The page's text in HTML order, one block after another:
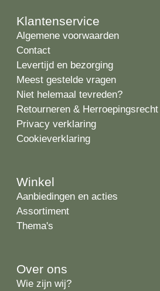
Klantenservice
Algemene voorwaarden
Contact
Levertijd en bezorging
Meest gestelde vragen
Niet helemaal tevreden?
Retourneren & Herroepingsrecht
Privacy verklaring
Cookieverklaring
Winkel
Aanbiedingen en acties
Assortiment
Thema's
Over ons
Wie zijn wij?